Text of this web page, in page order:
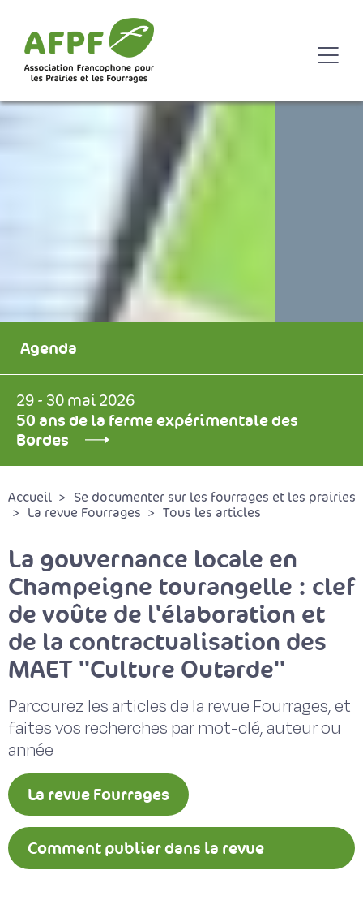
Agenda
29 - 30 mai 2026
50 ans de la ferme expérimentale des
Bordes
Accueil
Se documenter sur les fourrages et les prairies
La revue Fourrages
Tous les articles
La gouvernance locale en
Champeigne tourangelle : clef
de voûte de l'élaboration et
de la contractualisation des
MAET ''Culture Outarde''
Parcourez les articles de la revue Fourrages, et
faites vos recherches par mot-clé, auteur ou
année
La revue Fourrages
Comment publier dans la revue